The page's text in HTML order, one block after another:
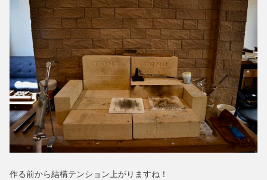
作る前から結構テンション上がりますね！